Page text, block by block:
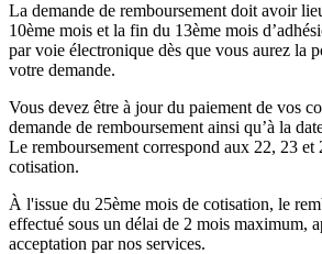
La demande de remboursement doit avoir
10ème mois et la fin du 13ème mois
par voie électronique dès que vous aurez la
votre demande.
Vous devez être à jour du paiement de vos
demande de remboursement ainsi qu’à la
Le remboursement correspond aux 22, 23 et
cotisation.
À l'issue du 25ème mois de cotisation, le
effectué sous un délai de 2 mois maximum,
acceptation par nos services.